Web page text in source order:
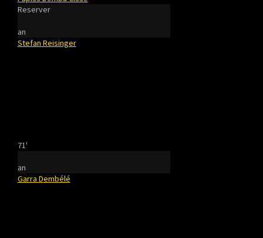
Reserver
an
Stefan Reisinger
71'
an
Garra Dembélé